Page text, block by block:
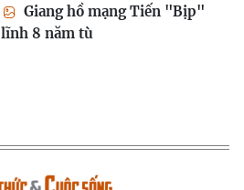
Giang hồ mạng Tiến "Bịp"
lĩnh 8 năm tù